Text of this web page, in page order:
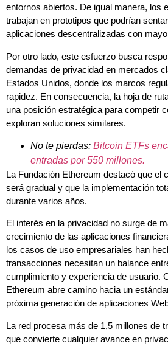
entornos abiertos. De igual manera, los
trabajan en prototipos que podrían
aplicaciones descentralizadas con
Por otro lado, este esfuerzo busca
demandas de privacidad en mercados
Estados Unidos, donde los marcos
rapidez. En consecuencia, la hoja de
una posición estratégica para competir
exploran soluciones similares.
No te pierdas: Bitcoin ETFs
entradas por 550 millones.
La Fundación Ethereum destacó que el
será gradual y que la implementación
durante varios años.
El interés en la privacidad no surge de
crecimiento de las aplicaciones
los casos de uso empresariales han
transacciones necesitan un balance
cumplimiento y experiencia de usuario.
Ethereum abre camino hacia un
próxima generación de aplicaciones
La red procesa más de 1,5 millones de
que convierte cualquier avance en